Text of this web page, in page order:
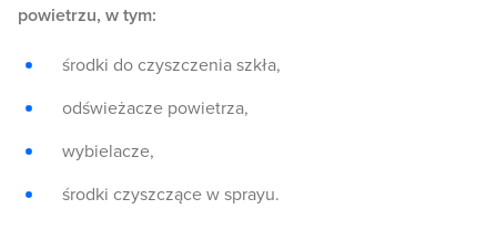
powietrzu, w tym:
środki do czyszczenia szkła,
odświeżacze powietrza,
wybielacze,
środki czyszczące w sprayu.